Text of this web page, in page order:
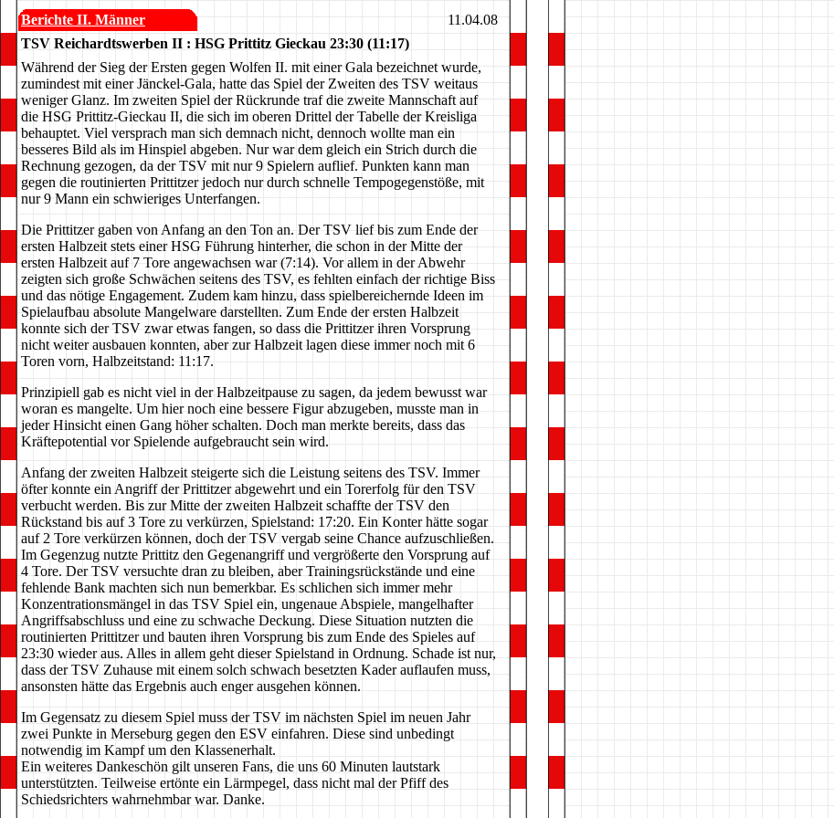
Berichte II. Männer
11.04.08
TSV Reichardtswerben II : HSG Prittitz Gieckau 23:30 (11:17)
Während der Sieg der Ersten gegen Wolfen II. mit einer Gala bezeichnet wurde,
zumindest mit einer Jänckel-Gala, hatte das Spiel der Zweiten des TSV weitaus
weniger Glanz. Im zweiten Spiel der Rückrunde traf die zweite Mannschaft auf
die HSG Prittitz-Gieckau II, die sich im oberen Drittel der Tabelle der Kreisliga
behauptet. Viel versprach man sich demnach nicht, dennoch wollte man ein
besseres Bild als im Hinspiel abgeben. Nur war dem gleich ein Strich durch die
Rechnung gezogen, da der TSV mit nur 9 Spielern auflief. Punkten kann man
gegen die routinierten Prittitzer jedoch nur durch schnelle Tempogegenstöße, mit
nur 9 Mann ein schwieriges Unterfangen.
Die Prittitzer gaben von Anfang an den Ton an. Der TSV lief bis zum Ende der
ersten Halbzeit stets einer HSG Führung hinterher, die schon in der Mitte der
ersten Halbzeit auf 7 Tore angewachsen war (7:14). Vor allem in der Abwehr
zeigten sich große Schwächen seitens des TSV, es fehlten einfach der richtige Biss
und das nötige Engagement. Zudem kam hinzu, dass spielbereichernde Ideen im
Spielaufbau absolute Mangelware darstellten. Zum Ende der ersten Halbzeit
konnte sich der TSV zwar etwas fangen, so dass die Prittitzer ihren Vorsprung
nicht weiter ausbauen konnten, aber zur Halbzeit lagen diese immer noch mit 6
Toren vorn, Halbzeitstand: 11:17.
Prinzipiell gab es nicht viel in der Halbzeitpause zu sagen, da jedem bewusst war
woran es mangelte. Um hier noch eine bessere Figur abzugeben, musste man in
jeder Hinsicht einen Gang höher schalten. Doch man merkte bereits, dass das
Kräftepotential vor Spielende aufgebraucht sein wird.
Anfang der zweiten Halbzeit steigerte sich die Leistung seitens des TSV. Immer
öfter konnte ein Angriff der Prittitzer abgewehrt und ein Torerfolg für den TSV
verbucht werden. Bis zur Mitte der zweiten Halbzeit schaffte der TSV den
Rückstand bis auf 3 Tore zu verkürzen, Spielstand: 17:20. Ein Konter hätte sogar
auf 2 Tore verkürzen können, doch der TSV vergab seine Chance aufzuschließen.
Im Gegenzug nutzte Prittitz den Gegenangriff und vergrößerte den Vorsprung auf
4 Tore. Der TSV versuchte dran zu bleiben, aber Trainingsrückstände und eine
fehlende Bank machten sich nun bemerkbar. Es schlichen sich immer mehr
Konzentrationsmängel in das TSV Spiel ein, ungenaue Abspiele, mangelhafter
Angriffsabschluss und eine zu schwache Deckung. Diese Situation nutzten die
routinierten Prittitzer und bauten ihren Vorsprung bis zum Ende des Spieles auf
23:30 wieder aus. Alles in allem geht dieser Spielstand in Ordnung. Schade ist nur,
dass der TSV Zuhause mit einem solch schwach besetzten Kader auflaufen muss,
ansonsten hätte das Ergebnis auch enger ausgehen können.
Im Gegensatz zu diesem Spiel muss der TSV im nächsten Spiel im neuen Jahr
zwei Punkte in Merseburg gegen den ESV einfahren. Diese sind unbedingt
notwendig im Kampf um den Klassenerhalt.
Ein weiteres Dankeschön gilt unseren Fans, die uns 60 Minuten lautstark
unterstützten. Teilweise ertönte ein Lärmpegel, dass nicht mal der Pfiff des
Schiedsrichters wahrnehmbar war. Danke.